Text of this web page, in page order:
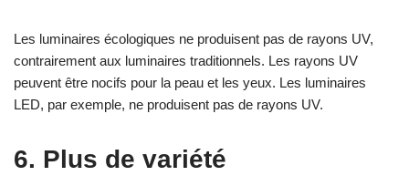
Les luminaires écologiques ne produisent pas de rayons UV,
contrairement aux luminaires traditionnels. Les rayons UV
peuvent être nocifs pour la peau et les yeux. Les luminaires
LED, par exemple, ne produisent pas de rayons UV.
6. Plus de variété